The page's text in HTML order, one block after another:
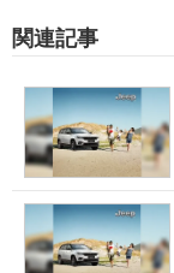
関連記事